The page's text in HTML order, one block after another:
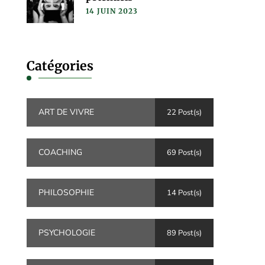
14 JUIN 2023
Catégories
ART DE VIVRE 22 Post(s)
COACHING 69 Post(s)
PHILOSOPHIE 14 Post(s)
PSYCHOLOGIE 89 Post(s)